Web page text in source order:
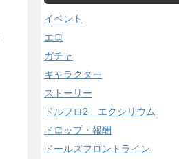
イ
ブ
イベント
エロ
ガチャ
キャラクター
ストーリー
ドルフロ2 エクシリウム
ドロップ・報酬
ドールズフロントライン